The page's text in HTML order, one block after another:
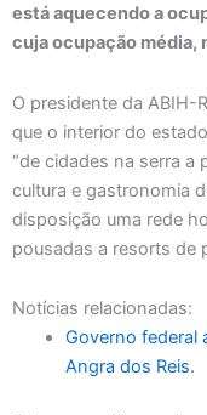
está aquecendo a
cuja ocupação média,
O presidente da ABIH-
que o interior do
“de cidades na serra a
cultura e gastronomia
disposição uma rede
pousadas a resorts de
Notícias relacionadas:
Governo federal
Angra dos Reis.